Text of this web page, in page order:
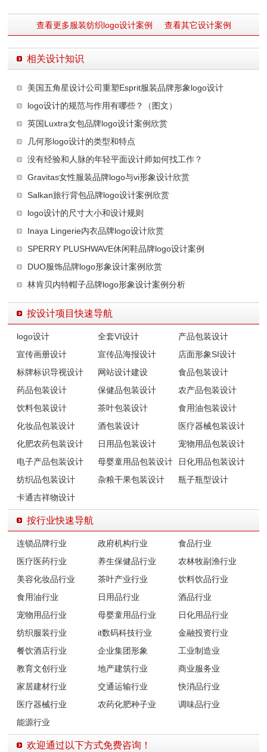
查看更多服装纺织logo设计案例 查看其它设计案例
相关设计知识
美国五角星设计公司重塑Esprit服装品牌形象logo设计
logo设计的规范与作用有哪些？（图文）
英国Luxtra女包品牌logo设计案例欣赏
几何形logo设计的类型和特点
没有经验和人脉的年轻平面设计师如何找工作？
Gravitas女性服装品牌logo与vi形象设计欣赏
Salkan旅行背包品牌logo设计案例欣赏
logo设计的尺寸大小和设计规则
Inaya Lingerie内衣品牌logo设计欣赏
SPERRY PLUSHWAVE休闲鞋品牌logo设计案例
DUO服饰品牌logo形象设计案例欣赏
林肯贝内特帽子品牌logo形象设计案例分析
按设计项目快速导航
logo设计 全套VI设计
产品包装设计
宣传画册设计
宣传品海报设计
店面形象SI设计
标牌标识导视设计
网站设计建设
食品包装设计
药品包装设计
保健品包装设计
农产品包装设计
饮料包装设计
茶叶包装设计
食用油包装设计
化妆品包装设计
酒包装设计
医疗器械包装设计
化肥农药包装设计
日用品包装设计
宠物用品包装设计
电子产品包装设计
母婴童用品包装设计
日化用品包装设计
纺织品包装设计
杂粮干果包装设计
瓶子瓶型设计
卡通吉祥物设计
按行业快速导航
连锁品牌行业 政府机构行业
食品行业
医疗医药行业
养生保健品行业
农林牧副渔行业
美容化妆品行业
茶叶产业行业
饮料饮品行业
食用油行业
日用品行业
酒品行业
宠物用品行业
母婴童用品行业
日化用品行业
纺织服装行业
it数码科技行业
金融投资行业
餐饮酒店行业
企业集团形象
工业制造业
教育文创行业
地产建筑行业
商业服务业
家居建材行业
交通运输行业
快消品行业
医疗器械行业
农药化肥种子业
调味品行业
能源行业
欢迎通过以下方式免费咨询！